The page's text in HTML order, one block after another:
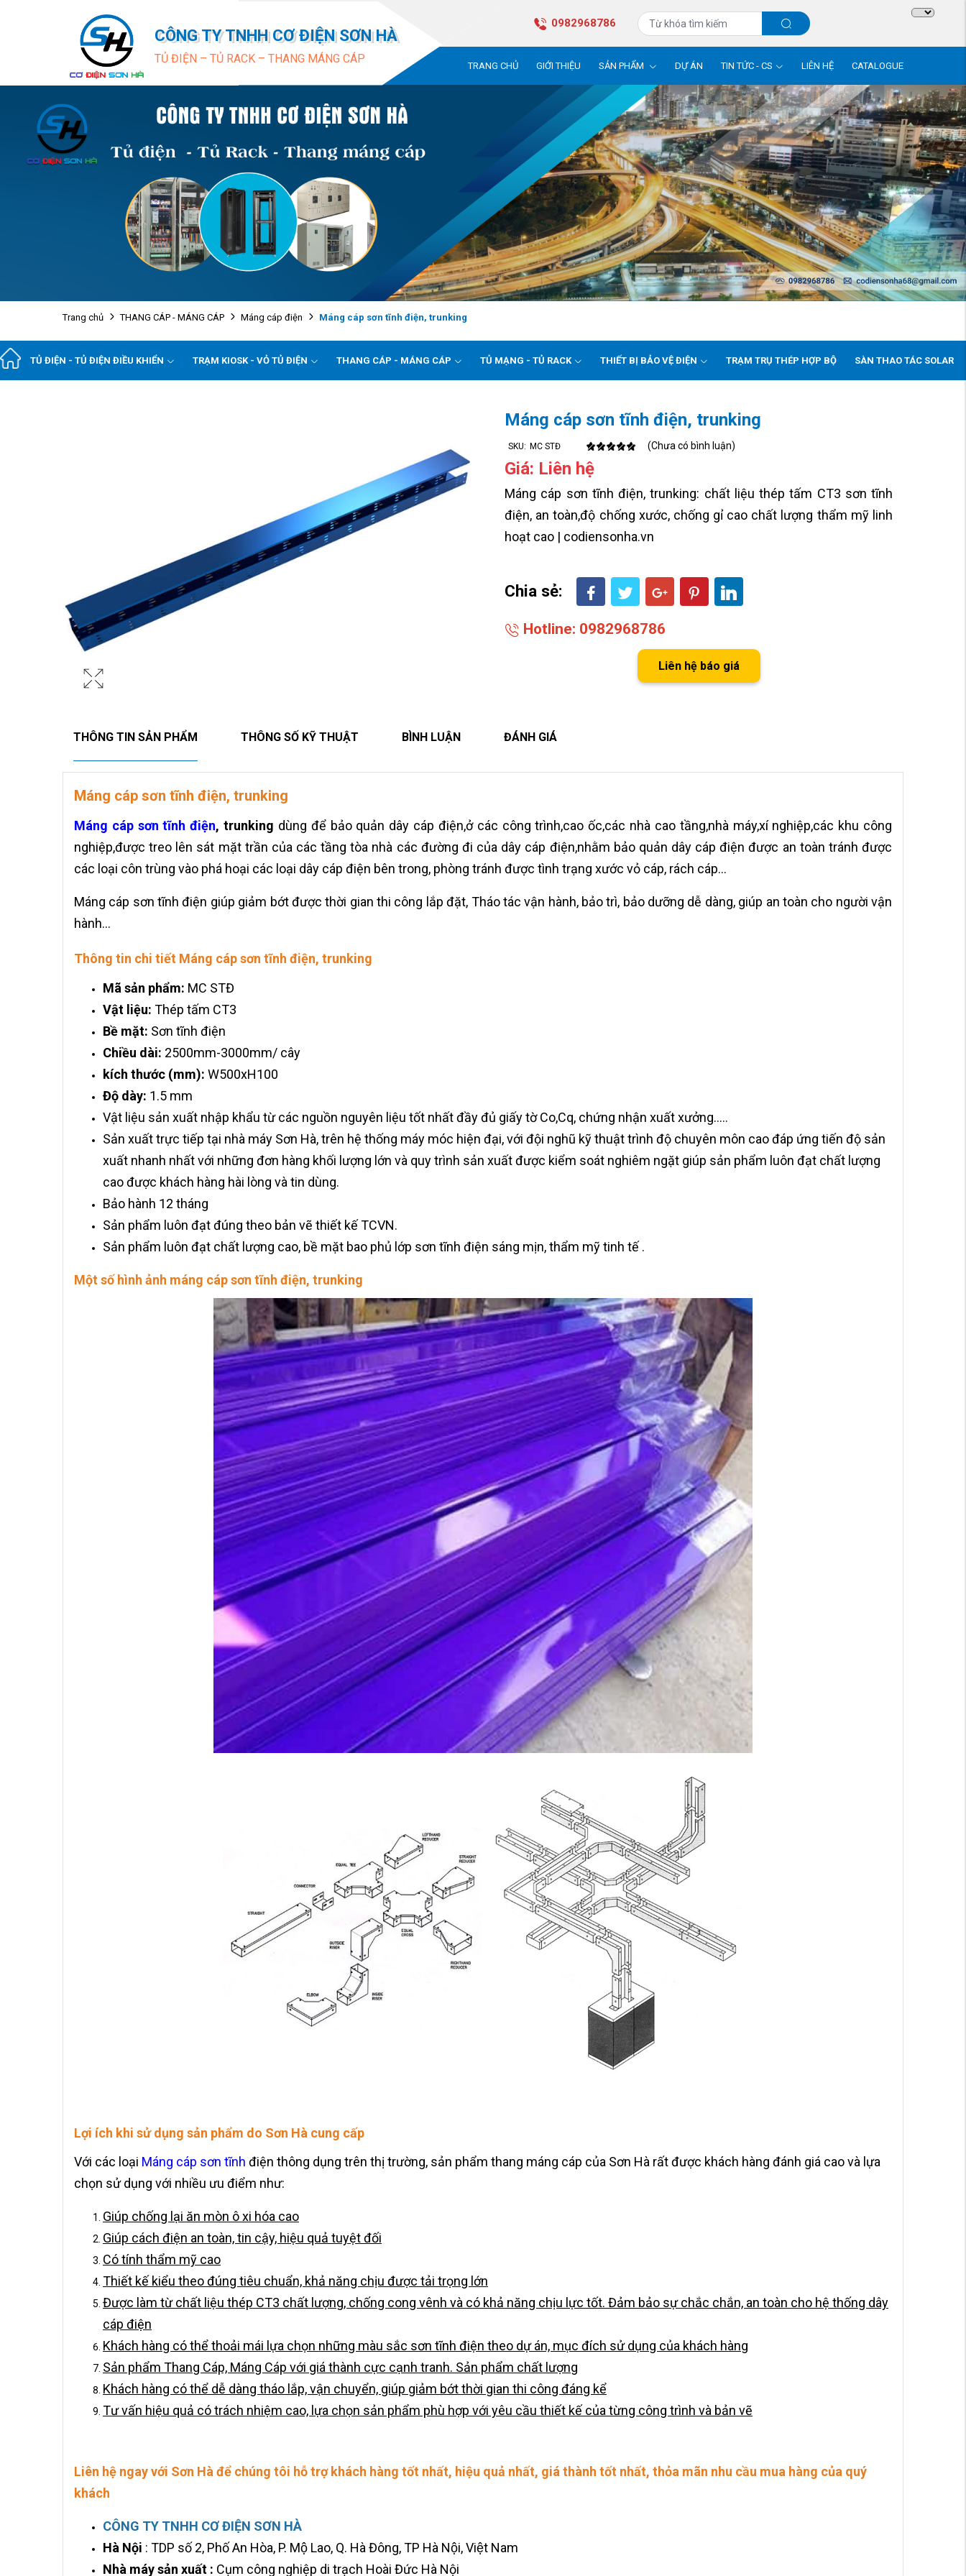
CÔNG TY TNHH CƠ ĐIỆN SƠN HÀ
TỦ ĐIỆN – TỦ RACK – THANG MÁNG CÁP
0982968786
TRANG CHỦ GIỚI THIỆU SẢN PHẨM DỰ ÁN TIN TỨC - CS LIÊN HỆ CATALOGUE
Trang chủ THANG CÁP - MÁNG CÁP Máng cáp điện Máng cáp sơn tĩnh điện, trunking
TỦ ĐIỆN - TỦ ĐIỆN ĐIỀU KHIỂN TRẠM KIOSK - VỎ TỦ ĐIỆN THANG CÁP - MÁNG CÁP TỦ MẠNG - TỦ RACK THIẾT BỊ BẢO VỆ ĐIỆN TRẠM TRỤ THÉP HỢP BỘ SÀN THAO TÁC SOLAR
Máng cáp sơn tĩnh điện, trunking
SKU: MC STĐ (Chưa có bình luận)
Giá: Liên hệ
Máng cáp sơn tĩnh điện, trunking: chất liệu thép tấm CT3 sơn tĩnh
điện, an toàn,độ chống xước, chống gỉ cao chất lượng thẩm mỹ linh
hoạt cao | codiensonha.vn
Chia sẻ:
Hotline: 0982968786
Liên hệ báo giá
THÔNG TIN SẢN PHẨM THÔNG SỐ KỸ THUẬT BÌNH LUẬN ĐÁNH GIÁ
Máng cáp sơn tĩnh điện, trunking
Máng cáp sơn tĩnh điện, trunking dùng để bảo quản dây cáp điện,ở các công trình,cao ốc,các nhà cao tầng,nhà máy,xí nghiệp,các khu công
nghiệp,được treo lên sát mặt trần của các tầng tòa nhà các đường đi của dây cáp điện,nhằm bảo quản dây cáp điện được an toàn tránh được
các loại côn trùng vào phá hoại các loại dây cáp điện bên trong, phòng tránh được tình trạng xước vỏ cáp, rách cáp...
Máng cáp sơn tĩnh điện giúp giảm bớt được thời gian thi công lắp đặt, Tháo tác vận hành, bảo trì, bảo dưỡng dễ dàng, giúp an toàn cho người vận
hành...
Thông tin chi tiết Máng cáp sơn tĩnh điện, trunking
Mã sản phẩm: MC STĐ
Vật liệu: Thép tấm CT3
Bề mặt: Sơn tĩnh điện
Chiều dài: 2500mm-3000mm/ cây
kích thước (mm): W500xH100
Độ dày: 1.5 mm
Vật liệu sản xuất nhập khẩu từ các nguồn nguyên liệu tốt nhất đầy đủ giấy tờ Co,Cq, chứng nhận xuất xưởng.....
Sản xuất trực tiếp tại nhà máy Sơn Hà, trên hệ thống máy móc hiện đại, với đội nghũ kỹ thuật trình độ chuyên môn cao đáp ứng tiến độ sản
xuất nhanh nhất với những đơn hàng khối lượng lớn và quy trình sản xuất được kiểm soát nghiêm ngặt giúp sản phẩm luôn đạt chất lượng
cao được khách hàng hài lòng và tin dùng.
Bảo hành 12 tháng
Sản phẩm luôn đạt đúng theo bản vẽ thiết kế TCVN.
Sản phẩm luôn đạt chất lượng cao, bề mặt bao phủ lớp sơn tĩnh điện sáng mịn, thẩm mỹ tinh tế .
Một số hình ảnh máng cáp sơn tĩnh điện, trunking
Lợi ích khi sử dụng sản phẩm do Sơn Hà cung cấp
Với các loại Máng cáp sơn tĩnh điện thông dụng trên thị trường, sản phẩm thang máng cáp của Sơn Hà rất được khách hàng đánh giá cao và lựa
chọn sử dụng với nhiều ưu điểm như:
Giúp chống lại ăn mòn ô xi hóa cao
Giúp cách điện an toàn, tin cậy, hiệu quả tuyệt đối
Có tính thẩm mỹ cao
Thiết kế kiểu theo đúng tiêu chuẩn, khả năng chịu được tải trọng lớn
Được làm từ chất liệu thép CT3 chất lượng, chống cong vênh và có khả năng chịu lực tốt. Đảm bảo sự chắc chắn, an toàn cho hệ thống dây
cáp điện
Khách hàng có thể thoải mái lựa chọn những màu sắc sơn tĩnh điện theo dự án, mục đích sử dụng của khách hàng
Sản phẩm Thang Cáp, Máng Cáp với giá thành cực cạnh tranh. Sản phẩm chất lượng
Khách hàng có thể dễ dàng tháo lắp, vận chuyển, giúp giảm bớt thời gian thi công đáng kể
Tư vấn hiệu quả có trách nhiệm cao, lựa chọn sản phẩm phù hợp với yêu cầu thiết kế của từng công trình và bản vẽ
Liên hệ ngay với Sơn Hà để chúng tôi hỗ trợ khách hàng tốt nhất, hiệu quả nhất, giá thành tốt nhất, thỏa mãn nhu cầu mua hàng của quý
khách
CÔNG TY TNHH CƠ ĐIỆN SƠN HÀ
Hà Nội : TDP số 2, Phố An Hòa, P. Mộ Lao, Q. Hà Đông, TP Hà Nội, Việt Nam
Nhà máy sản xuất : Cụm công nghiệp di trạch Hoài Đức Hà Nội